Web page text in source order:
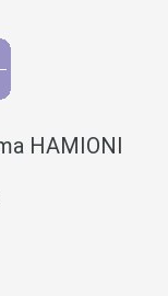
HAMIONI